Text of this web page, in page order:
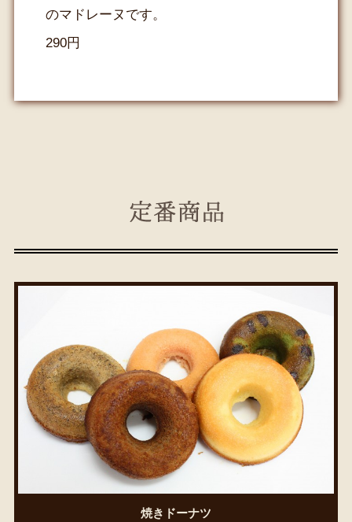
のマドレーヌです。
290円
焼きドーナツ